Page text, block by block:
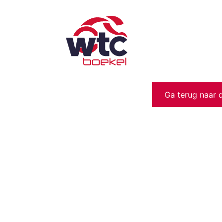
Ga terug naar